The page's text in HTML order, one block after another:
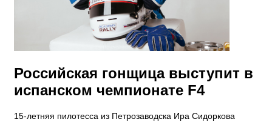
Российская гонщица выступит в
испанском чемпионате F4
15-летняя пилотесса из Петрозаводска Ира Сидоркова